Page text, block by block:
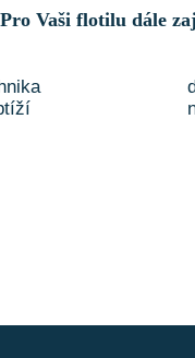
Pro Vaši flotilu dále